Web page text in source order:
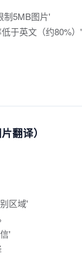
制5MB图片'
于英文（约80%）'
翻译）
区域'
'